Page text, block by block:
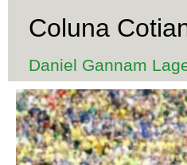
Coluna
Daniel Gannam